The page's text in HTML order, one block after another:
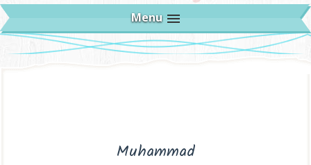
Menu
Muhammad